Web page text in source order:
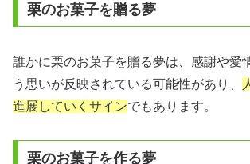
栗のお菓子を贈る夢
誰かに栗のお菓子を贈る夢は、感謝や愛
う思いが反映されている可能性があり、
進展していくサインでもあります。
栗のお菓子を作る夢